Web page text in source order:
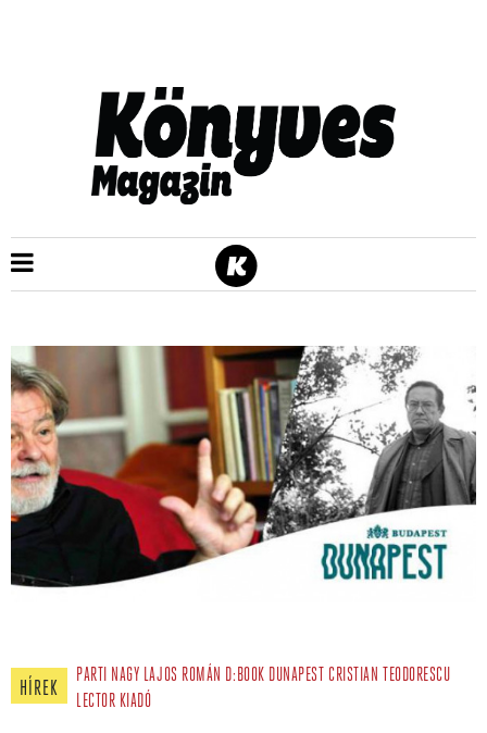
HÍREK
PARTI NAGY LAJOS ROMÁN D:BOOK DUNAPEST CRISTIAN TEODORESCU
LECTOR KIADÓ